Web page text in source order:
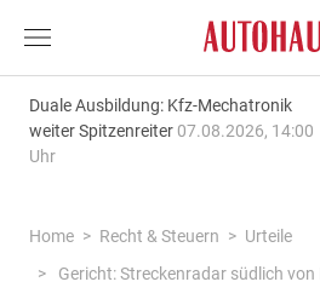
Duale Ausbildung: Kfz-Mechatronik
weiter Spitzenreiter 07.08.2026, 14:00
Uhr
Home Recht & Steuern
Urteile
Gericht: Streckenradar südlich